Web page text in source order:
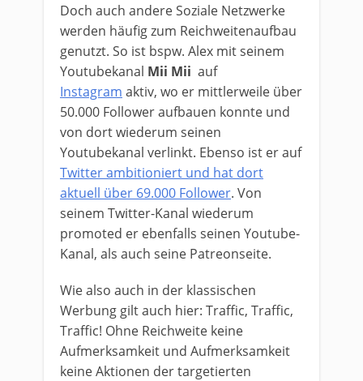
Doch auch andere Soziale Netzwerke
werden häufig zum Reichweitenaufbau
genutzt. So ist bspw. Alex mit seinem
Youtubekanal Mii Mii auf
Instagram aktiv, wo er mittlerweile über
50.000 Follower aufbauen konnte und
von dort wiederum seinen
Youtubekanal verlinkt. Ebenso ist er auf
Twitter ambitioniert und hat dort
aktuell über 69.000 Follower. Von
seinem Twitter-Kanal wiederum
promoted er ebenfalls seinen Youtube-
Kanal, als auch seine Patreonseite.
Wie also auch in der klassischen
Werbung gilt auch hier: Traffic, Traffic,
Traffic! Ohne Reichweite keine
Aufmerksamkeit und Aufmerksamkeit
keine Aktionen der targetierten